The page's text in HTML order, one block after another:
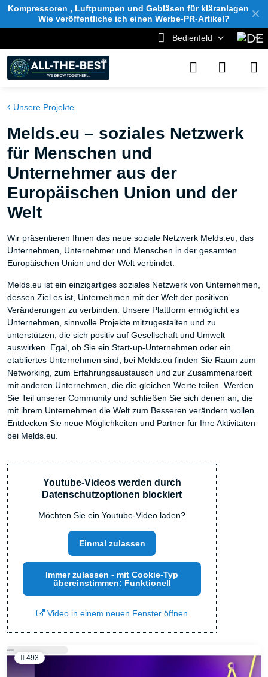
✕
Kompressoren , Luftpumpen und Gebläsen für kläranlagen
Wie veröffentliche ich einen Werbe-PR-Artikel?
Bedienfeld
Unsere Projekte
Melds.eu – soziales Netzwerk
für Menschen und
Unternehmer aus der
Europäischen Union und der
Welt
Wir präsentieren Ihnen das neue soziale Netzwerk Melds.eu, das
Unternehmen, Unternehmer und Menschen in der gesamten
Europäischen Union und der Welt verbindet.
Melds.eu ist ein einzigartiges soziales Netzwerk von Unternehmen,
dessen Ziel es ist, Unternehmen mit der Welt der positiven
Veränderungen zu verbinden. Unsere Plattform ermöglicht es
Unternehmen, sinnvolle Projekte mitzugestalten und zu
unterstützen, die sich positiv auf Gesellschaft und Umwelt
auswirken. Egal, ob Sie ein Start-up-Unternehmen oder ein
etabliertes Unternehmen sind, bei Melds.eu finden Sie Raum zum
Networking, zum Erfahrungsaustausch und zur Zusammenarbeit
mit anderen Unternehmen, die die gleichen Werte teilen. Werden
Sie Teil unserer Community und schließen Sie sich denen an, die
mit ihrem Unternehmen die Welt zum Besseren verändern wollen.
Entdecken Sie neue Möglichkeiten und Partner für Ihre Aktivitäten
bei Melds.eu.
Youtube-Videos werden durch
Datenschutzoptionen blockiert
Möchten Sie ein Youtube-Video laden?
Einmal zulassen
Immer zulassen - mit Cookie-Typ
übereinstimmen: Funktionell
Video in einem neuen Fenster öffnen
493